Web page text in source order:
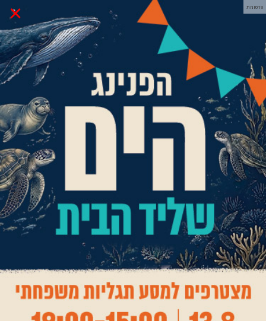
× פרסומת